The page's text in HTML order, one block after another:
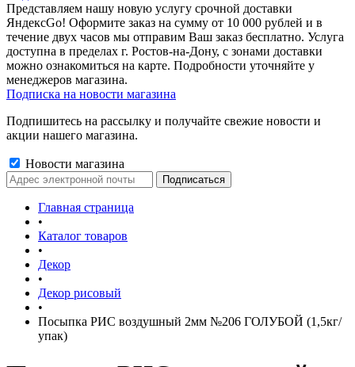
Представляем нашу новую услугу срочной доставки
ЯндексGo! Оформите заказ на сумму от 10 000 рублей и в
течение двух часов мы отправим Ваш заказ бесплатно. Услуга
доступна в пределах г. Ростов-на-Дону, с зонами доставки
можно ознакомиться на карте. Подробности уточняйте у
менеджеров магазина.
Подписка на новости магазина
Подпишитесь на рассылку и получайте свежие новости и
акции нашего магазина.
Новости магазина
Главная страница
•
Каталог товаров
•
Декор
•
Декор рисовый
•
Посыпка РИС воздушный 2мм №206 ГОЛУБОЙ (1,5кг/
упак)